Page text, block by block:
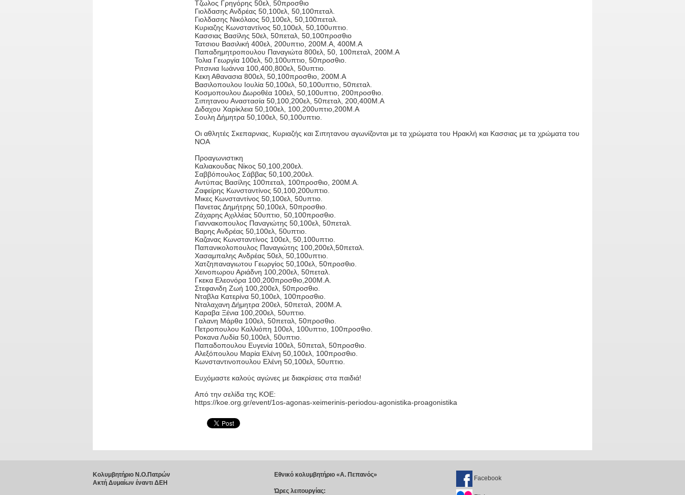
Τζωλος Γρηγόρης 50ελ, 50προσθιο
Γιολδασης Ανδρέας 50,100ελ, 50,100πεταλ.
Γιολδασης Νικόλαος 50,100ελ, 50,100πεταλ.
Κυριαζης Κωνσταντίνος 50,100ελ, 50,100υπτιο.
Κασσιας Βασίλης 50ελ, 50πεταλ, 50,100προσθιο
Τατσιου Βασιλική 400ελ, 200υπτιο, 200Μ.Α, 400Μ.Α
Παπαδημητροπουλου Παναγιώτα 800ελ, 50, 100πεταλ, 200Μ.Α
Τολια Γεωργία 100ελ, 50,100υπτιο, 50προσθιο.
Ριτσινια Ιωάννα 100,400,800ελ, 50υπτιο.
Κεκη Αθανασια 800ελ, 50,100προσθιο, 200Μ.Α
Βασιλοπουλου Ιουλία 50,100ελ, 50,100υπτιο, 50πεταλ.
Κοσμοπουλου Δωροθέα 100ελ, 50,100υπτιο, 200προσθιο.
Σιπητανου Αναστασία 50,100,200ελ, 50πεταλ, 200,400Μ.Α
Διδαχου Χαρίκλεια 50,100ελ, 100,200υπτιο,200Μ.Α
Σουλη Δήμητρα 50,100ελ, 50,100υπτιο.
Οι αθλητές Σκεπαρνιας, Κυριαζής και Σιπητανου αγωνίζονται με τα χρώματα του Ηρακλή και Κασσιας με τα χρώματα του
ΝΟΑ
Προαγωνιστικη
Καλιακουδας Νίκος 50,100,200ελ.
Σαββόπουλος Σάββας 50,100,200ελ.
Αντύπας Βασίλης 100πεταλ, 100προσθιο, 200Μ.Α.
Ζαφείρης Κωνσταντίνος 50,100,200υπτιο.
Μικες Κωνσταντίνος 50,100ελ, 50υπτιο.
Πανετας Δημήτρης 50,100ελ, 50προσθιο.
Ζάχαρης Αχιλλέας 50υπτιο, 50,100προσθιο.
Γιαννακοπουλος Παναγιώτης 50,100ελ, 50πεταλ.
Βαρης Ανδρέας 50,100ελ, 50υπτιο.
Καζανας Κωνσταντίνος 100ελ, 50,100υπτιο.
Παπανικολοπουλος Παναγιώτης 100,200ελ,50πεταλ.
Χασαμπαλης Ανδρέας 50ελ, 50,100υπτιο.
Χατζηπαναγιωτου Γεωργίος 50,100ελ, 50προσθιο.
Χεινοπωρου Αριάδνη 100,200ελ, 50πεταλ.
Γκεκα Ελεονόρα 100,200προσθιο,200Μ.Α.
Στεφανιδη Ζωή 100,200ελ, 50προσθιο.
Νταβλα Κατερίνα 50,100ελ, 100προσθιο.
Νταλαχανη Δήμητρα 200ελ, 50πεταλ, 200Μ.Α.
Καραβα Ξένια 100,200ελ, 50υπτιο.
Γαλανη Μάρθα 100ελ, 50πεταλ, 50προσθιο.
Πετροπουλου Καλλιόπη 100ελ, 100υπτιο, 100προσθιο.
Ροκανα Λυδία 50,100ελ, 50υπτιο.
Παπαδοπουλου Ευγενία 100ελ, 50πεταλ, 50προσθιο.
Αλεξόπουλου Μαρία Ελένη 50,100ελ, 100προσθιο.
Κωνσταντινοπουλου Ελένη 50,100ελ, 50υπτιο.
Ευχόμαστε καλούς αγώνες με διακρίσεις στα παιδιά!
Από την σελίδα της ΚΟΕ:
https://koe.org.gr/event/1os-agonas-xeimerinis-periodou-agonistika-proagonistika
Κολυμβητήριο Ν.Ο.Πατρών
Ακτή Δυμαίων έναντι ΔΕΗ
Εθνικό κολυμβητήριο «Α. Πεπανός»
Ώρες λειτουργίας:
Facebook